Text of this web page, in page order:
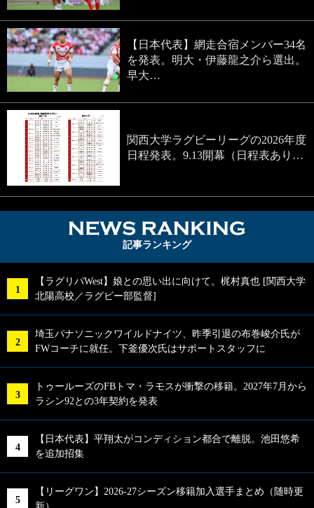
【日本代表】網走合宿メンバー34名
を発表。明大・伊藤龍之介ら選出。
早大…
関西大学ラグビーリーグの2026年度
日程発表。9.13開幕（日程表あり…
記事ランキング
【ラグリパWest】娘との思い出に向けて。梶村真也 [関西大学
北陽高校／ラグビー部監督]
埼玉パナソニックワイルドナイツ、昨季引退の布巻峻介氏が
FWコーチに就任。下釜優次氏はサポートスタッフに
トゥールーズのFBトマ・ラモスが衝撃の移籍。2027年7月から
ラシン92との3年契約を発表
【日本代表】平翔太がコンディション都合で離脱。池田悠希
を追加招集
【リーグワン】2026-27シーズン移籍加入選手まとめ（随時更